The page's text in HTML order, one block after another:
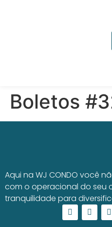
Boletos
Aqui na WJ CONDO você
com o operacional do seu
tranquilidade para